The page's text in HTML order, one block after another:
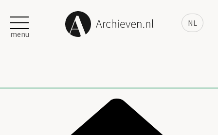
NL
menu